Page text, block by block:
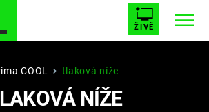
ŽIVĚ
BUFFY, PŘEMOŽITELKA UPÍRŮ
AVENGERS 5
COOL tlaková níže
NÍŽE